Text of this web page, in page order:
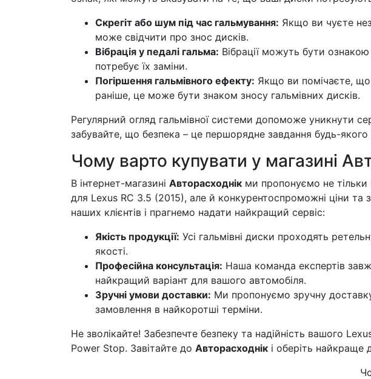
Скрегіт або шум під час гальмування: Якщо ви чуєте
може свідчити про знос дисків.
Вібрація у педалі гальма: Вібрації можуть бути
потребує їх заміни.
Погіршення гальмівного ефекту: Якщо ви помічаєте, що
раніше, це може бути знаком зносу гальмівних дисків.
Регулярний огляд гальмівної системи допоможе уникнути
забувайте, що безпека – це першорядне завдання будь-якого
Чому варто купувати у магазині
В інтернет-магазині Авторасходнік ми пропонуємо не
для Lexus RC 3.5 (2015), але й конкурентоспроможні ціни
наших клієнтів і прагнемо надати найкращий сервіс:
Якість продукції: Усі гальмівні диски проходять
якості.
Професійна консультація: Наша команда експертів
найкращий варіант для вашого автомобіля.
Зручні умови доставки: Ми пропонуємо зручну
замовлення в найкоротші терміни.
Не зволікайте! Забезпечте безпеку та надійність вашого
Power Stop. Завітайте до Авторасходнік і оберіть найкраще